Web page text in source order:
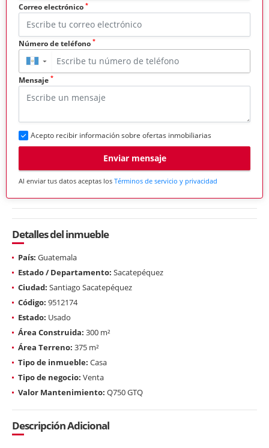
Correo electrónico *
Número de teléfono *
▼
Mensaje *
Acepto recibir información sobre ofertas inmobiliarias
Enviar mensaje
Al enviar tus datos aceptas los Términos de servicio y privacidad
Detalles del inmueble
País: Guatemala
Estado / Departamento: Sacatepéquez
Ciudad: Santiago Sacatepéquez
Código: 9512174
Estado: Usado
Área Construida: 300 m²
Área Terreno: 375 m²
Tipo de inmueble: Casa
Tipo de negocio: Venta
Valor Mantenimiento: Q750 GTQ
Descripción Adicional